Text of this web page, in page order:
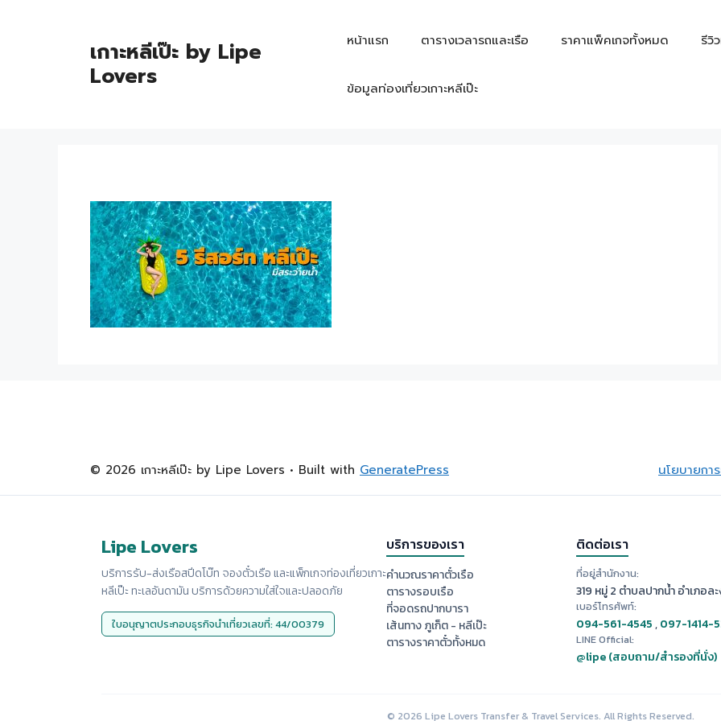
เกาะหลีเป๊ะ by Lipe
Lovers
หน้าแรก ตารางเวลารถและเรือ ราคาแพ็คเกจทั้งหมด รีวิ
ข้อมูลท่องเที่ยวเกาะหลีเป๊ะ
นโยบายกา
© 2026 เกาะหลีเป๊ะ by Lipe Lovers • Built with GeneratePress
Lipe Lovers
บริการรับ-ส่งเรือสปีดโบ๊ท จองตั๋วเรือ และแพ็กเกจท่องเที่ยวเกาะ
หลีเป๊ะ ทะเลอันดามัน บริการด้วยความใส่ใจและปลอดภัย
ใบอนุญาตประกอบธุรกิจนำเที่ยวเลขที่: 44/00379
บริการของเรา
คำนวณราคาตั๋วเรือ
ตารางรอบเรือ
ที่จอดรถปากบารา
เส้นทาง ภูเก็ต - หลีเป๊ะ
ตารางราคาตั๋วทั้งหมด
ติดต่อเรา
ที่อยู่สำนักงาน:
319 หมู่ 2 ตำบลปากน้ำ อำเภอล
เบอร์โทรศัพท์:
094-561-4545,097-1414-
LINE Official:
@lipe (สอบถาม/สำรองที่นั่ง)
© 2026 Lipe Lovers Transfer & Travel Services. All Rights Reserved.